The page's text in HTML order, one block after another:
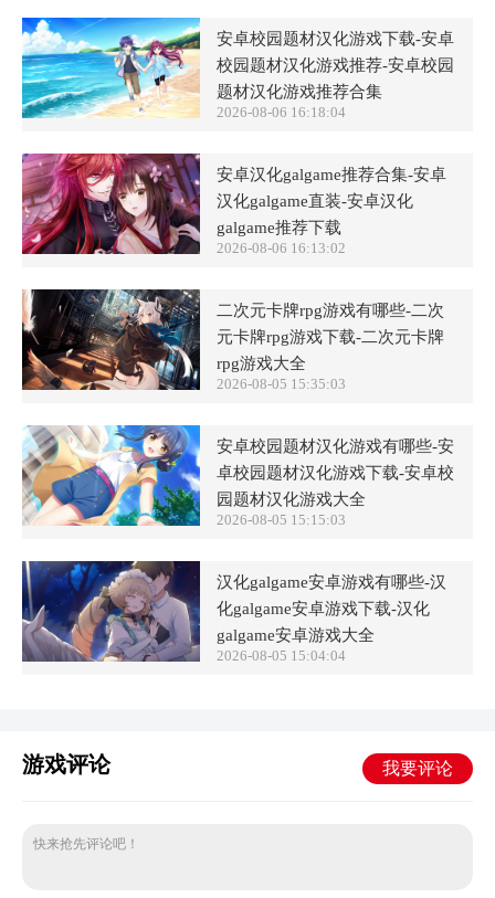
安卓校园题材汉化游戏下载-安卓
校园题材汉化游戏推荐-安卓校园
题材汉化游戏推荐合集
2026-08-06 16:18:04
安卓汉化galgame推荐合集-安卓
汉化galgame直装-安卓汉化
galgame推荐下载
2026-08-06 16:13:02
二次元卡牌rpg游戏有哪些-二次
元卡牌rpg游戏下载-二次元卡牌
rpg游戏大全
2026-08-05 15:35:03
安卓校园题材汉化游戏有哪些-安
卓校园题材汉化游戏下载-安卓校
园题材汉化游戏大全
2026-08-05 15:15:03
汉化galgame安卓游戏有哪些-汉
化galgame安卓游戏下载-汉化
galgame安卓游戏大全
2026-08-05 15:04:04
游戏评论 我要评论
快来抢先评论吧！